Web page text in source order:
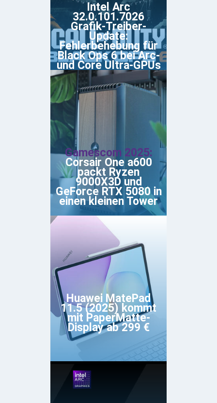
Intel Arc
32.0.101.7026
Grafik-Treiber-
Update:
Fehlerbehebung für
Black Ops 6 bei Arc-
und Core Ultra-GPUs
Gamescom 2025:
Corsair One a600
packt Ryzen
9000X3D und
GeForce RTX 5080 in
einen kleinen Tower
Huawei MatePad
11.5 (2025) kommt
mit PaperMatte-
Display ab 299 €